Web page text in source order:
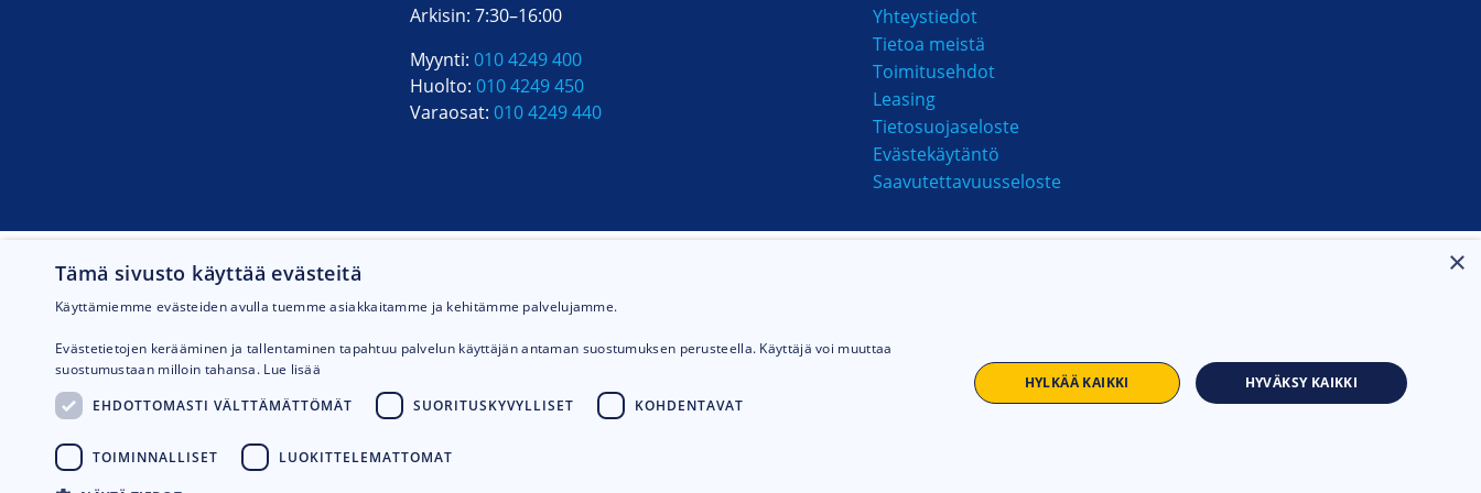
Tyhjennys Kippaamalla tai puhaltamalla
Kuivat materiaalit
Max. alipaine 950 mbar
Ilmamäärä kevennettynä
Teho
Voimanlähde Diesel
Tankin materiaali
Arkisin: 7:30–16:00
Myynti: 010 4249 400
Huolto: 010 4249 450
Varaosat: 010 4249 440
Yhteystiedot
Tietoa meistä
Toimitusehdot
Leasing
Tietosuojaseloste
Evästekäytäntö
Saavutettavuusseloste
×
Tämä sivusto käyttää evästeitä
Käyttämiemme evästeiden avulla tuemme asiakkaitamme ja kehitämme palvelujamme.
Evästetietojen kerääminen ja tallentaminen tapahtuu palvelun käyttäjän antaman suostumuksen perusteella. Käyttäjä voi muuttaa
suostumustaan milloin tahansa. Lue lisää
EHDOTTOMASTI VÄLTTÄMÄTTÖMÄT
SUORITUSKYVYLLISET KOHDENTAVAT
TOIMINNALLISET LUOKITTELEMATTOMAT
HYVÄKSY KAIKKI
HYLKÄÄ KAIKKI